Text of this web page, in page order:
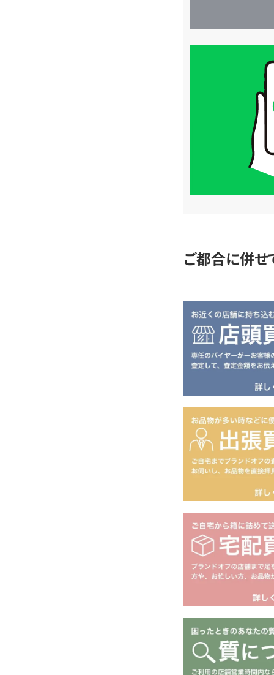
ご都合に併せ